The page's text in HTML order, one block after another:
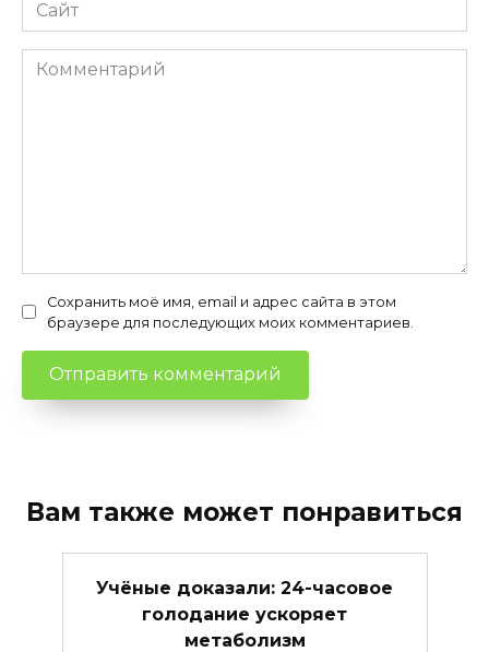
Комментарий
Сохранить моё имя, email и адрес сайта в этом
браузере для последующих моих комментариев.
Вам также может понравиться
Учёные доказали: 24-часовое
голодание ускоряет
метаболизм